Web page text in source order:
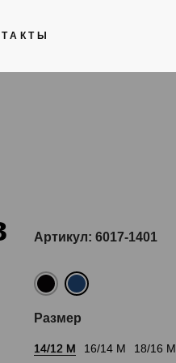
Артикул: 6017-1401
Размер
14/12 M 16/14 M 18/16 M